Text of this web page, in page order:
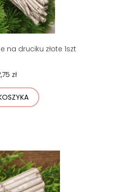
na druciku złote 1szt
zł